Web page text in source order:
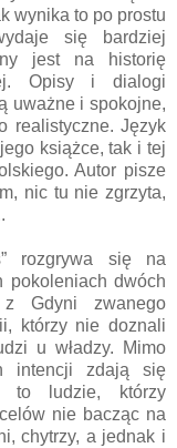
wynika to po prostu
się bardziej
jest na historię
Opisy i dialogi
uważne i spokojne,
realistyczne. Język
książce, tak i tej
Autor pisze
nic tu nie zgrzyta,
rozgrywa się na
pokoleniach dwóch
Gdyni zwanego
którzy nie doznali
u władzy. Mimo
intencji zdają się
to ludzie, którzy
nie bacząc na
chytrzy, a jednak i